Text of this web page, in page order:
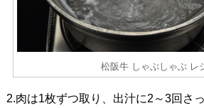
松阪牛 しゃぶしゃぶ レ
2.肉は1枚ずつ取り、出汁に2～3回さ